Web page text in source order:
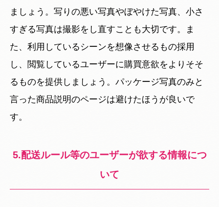
ましょう。写りの悪い写真やぼやけた写真、小さ
すぎる写真は撮影をし直すことも大切です。ま
た、利用しているシーンを想像させるもの採用
し、閲覧しているユーザーに購買意欲をよりそそ
るものを提供しましょう。パッケージ写真のみと
言った商品説明のページは避けたほうが良いで
す。
5.配送ルール等のユーザーが欲する情報につ
いて